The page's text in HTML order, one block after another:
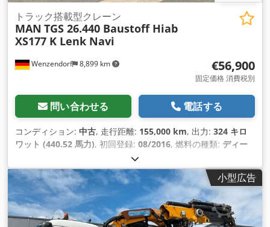
Wenzendorf 8,899 km
トラック搭載型クレーン
MAN TGS 26.440 Baustoff Hiab
XS177 K Lenk Navi
€56,900
固定価格 消費税別
問い合わせる 電話する
コンディション: 中古, 走行距離: 155,000 km, 出力: 324 キロ
ワット (440.52 馬力), 初回登録: 08/2016, 燃料の種類: ディー
26,000 kg（キログラム）
レーキ:リターダ, 色:白色, 変速方式:オートマチック, 排出クラ
ス:ユーロ6, 荷室長: 6,508 mm , 荷室幅:2,500 mm, 荷室高:
940 mm , 製造年:2016, 装備:
ABS（アンチロック・ブレー
キ・システム）, エアコン, クレーン, ナビゲーションシステム,
電子安定制御プログラム (ESP),
小型広告